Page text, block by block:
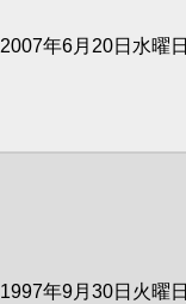
2007年6月20日水曜日
1997年9月30日火曜日